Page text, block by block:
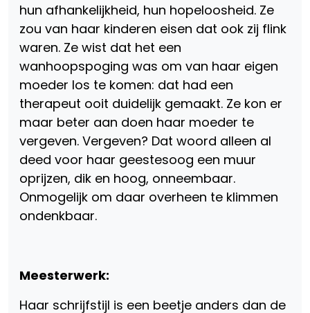
hun afhankelijkheid, hun hopeloosheid. Ze
zou van haar kinderen eisen dat ook zij flink
waren. Ze wist dat het een
wanhoopspoging was om van haar eigen
moeder los te komen: dat had een
therapeut ooit duidelijk gemaakt. Ze kon er
maar beter aan doen haar moeder te
vergeven. Vergeven? Dat woord alleen al
deed voor haar geestesoog een muur
oprijzen, dik en hoog, onneembaar.
Onmogelijk om daar overheen te klimmen
ondenkbaar.
Meesterwerk:
Haar schrijfstijl is een beetje anders dan de